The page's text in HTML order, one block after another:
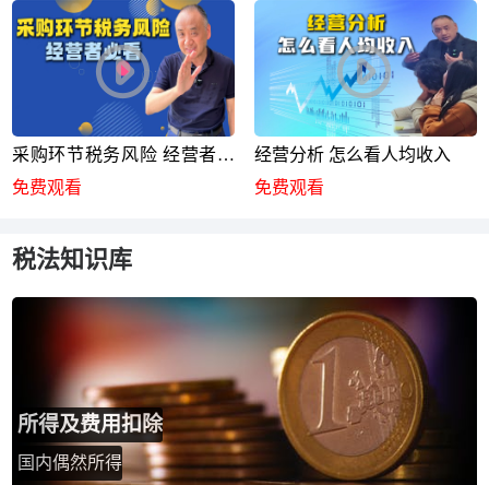
采购环节税务风险 经营者必
看
免费观看
经营分析 怎么看人均收入
免费观看
税法知识库
所得及费用扣除
国内偶然所得